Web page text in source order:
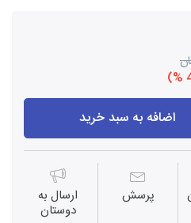
اضافه به سبد خرید
پرسش ارسال به
دوستان